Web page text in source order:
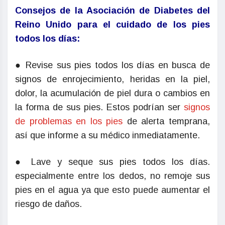
Consejos de la Asociación de Diabetes del
Reino Unido para el cuidado de los pies
todos los días:
● Revise sus pies todos los días en busca de
signos de enrojecimiento, heridas en la piel,
dolor, la acumulación de piel dura o cambios en
la forma de sus pies. Estos podrían ser signos
de problemas en los pies de alerta temprana,
así que informe a su médico inmediatamente.
● Lave y seque sus pies todos los días.
especialmente entre los dedos, no remoje sus
pies en el agua ya que esto puede aumentar el
riesgo de daños.